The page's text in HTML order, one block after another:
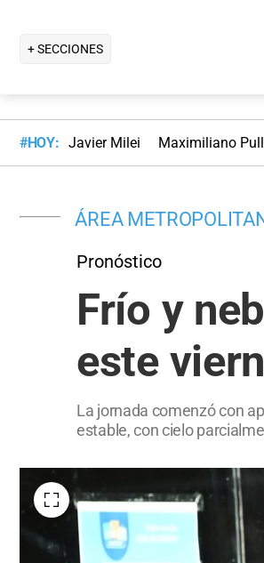
+ SECCIONES
#HOY: Javier Milei Maximiliano
ÁREA
Pronóstico
Frío y
este
La jornada comenzó con
estable, con cielo